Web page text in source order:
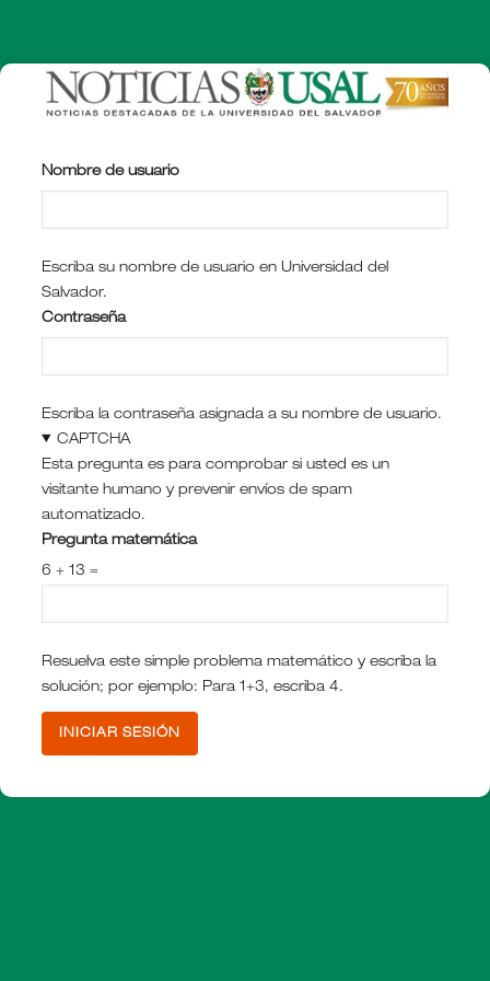
contenido
principal
Nombre de usuario
Escriba su nombre de usuario en Universidad del
Salvador.
Contraseña
Escriba la contraseña asignada a su nombre de usuario.
CAPTCHA
Esta pregunta es para comprobar si usted es un
visitante humano y prevenir envíos de spam
automatizado.
Pregunta matemática
6 + 13 =
Resuelva este simple problema matemático y escriba la
solución; por ejemplo: Para 1+3, escriba 4.